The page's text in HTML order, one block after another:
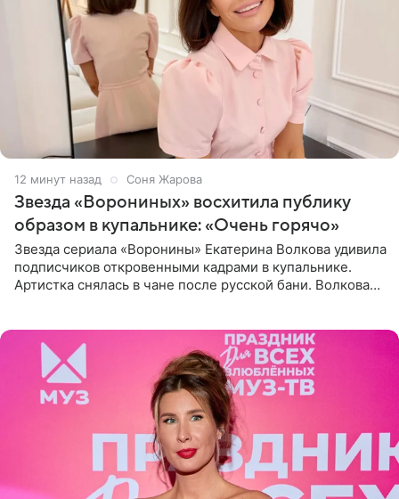
12 минут назад Соня Жарова
Звезда «Ворониных» восхитила публику
образом в купальнике: «Очень горячо»
Звезда сериала «Воронины» Екатерина Волкова удивила
подписчиков откровенными кадрами в купальнике.
Артистка снялась в чане после русской бани. Волкова